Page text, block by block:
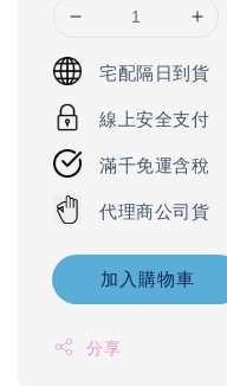
宅配隔日到貨
線上安全支付
滿千免運含稅
代理商公司貨
加入購物車
分享